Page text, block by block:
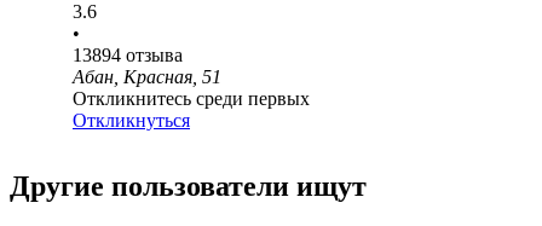
3.6
•
13894 отзыва
Абан, Красная, 51
Откликнитесь среди первых
Откликнуться
Другие пользователи ищут